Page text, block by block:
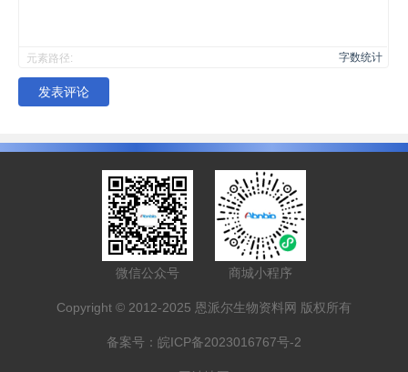
元素路径: 字数统计
发表评论
微信公众号 商城小程序
Copyright © 2012-2025 恩派尔生物资料网 版权所有
备案号： 皖ICP备2023016767号-2